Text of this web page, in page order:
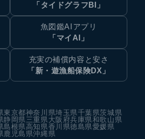
「タイドグラフBI」
魚図鑑AIアプリ
「マイAI」
充実の補償内容と安さ
「新・遊漁船保険DX」
東京都神奈川県埼玉県千葉県茨城県
静岡県三重県大阪府兵庫県和歌山県
島根県高知県香川県徳島県愛媛県
鹿児島県沖縄県